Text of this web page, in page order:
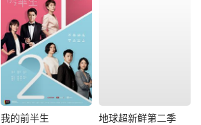
我的前半生 地球超新鲜第二季